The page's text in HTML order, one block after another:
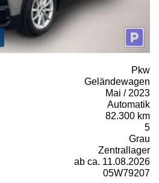
Pkw
Geländewagen
Mai / 2023
Automatik
82.300 km
5
Grau
Zentrallager
ab ca. 11.08.2026
05W79207